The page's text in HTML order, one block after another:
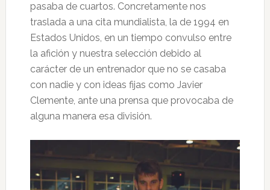
pasaba de cuartos. Concretamente nos
traslada a una cita mundialista, la de 1994 en
Estados Unidos, en un tiempo convulso entre
la afición y nuestra selección debido al
carácter de un entrenador que no se casaba
con nadie y con ideas fijas como Javier
Clemente, ante una prensa que provocaba de
alguna manera esa división.